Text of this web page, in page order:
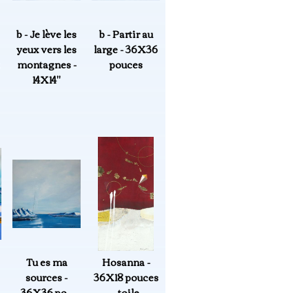
b - Je lève les
yeux vers les
montagnes -
14X14"
b - Partir au
large - 36X36
pouces
Tu es ma
sources -
Hosanna -
36X18 pouces